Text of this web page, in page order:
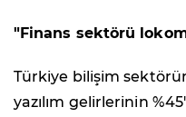
"Finans sektörü
Türkiye bilişim
yazılım gelirlerinin